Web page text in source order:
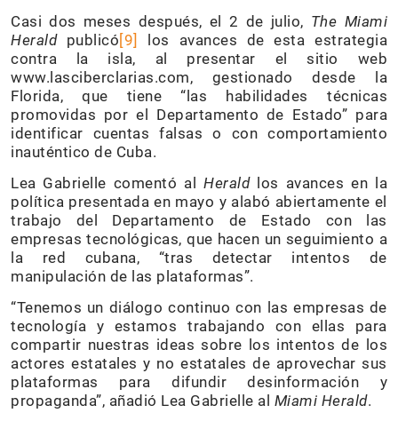
Casi dos meses después, el 2 de julio, The Miami
Heraldpublicó[9]
los avances de esta estrategia
contra la isla, al presentar el sitio web
www.lasciberclarias.com, gestionado desde la
Florida, que tiene “las habilidades técnicas
promovidas por el Departamento de Estado” para
identificar cuentas falsas o con comportamiento
inauténtico de Cuba.
Lea Gabrielle comentó alHeraldlos avances en la
política presentada en mayo y alabó abiertamente el
trabajo del Departamento de Estado con las
empresas tecnológicas, que hacen un seguimiento a
la red cubana, “tras detectar intentos de
manipulación de las plataformas”.
“Tenemos un diálogo continuo con las empresas de
tecnología y estamos trabajando con ellas para
compartir nuestras ideas sobre los intentos de los
actores estatales y no estatales de aprovechar sus
plataformas para difundir desinformación y
propaganda”, añadió Lea Gabrielle al Miami Herald.